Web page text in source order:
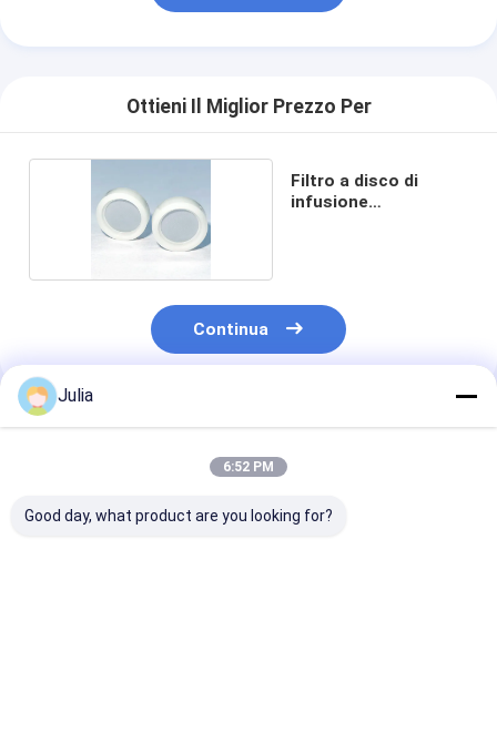
Ottieni Il Miglior Prezzo Per
Filtro a disco di
infusione
Continua
Prodotti Raccomandati
Julia
6:52 PM
Good day, what product are you looking for?